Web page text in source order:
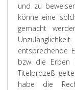
und zu
könne eine
gemacht
entsprechende
bzw die Erben
Titelprozeß
habe die